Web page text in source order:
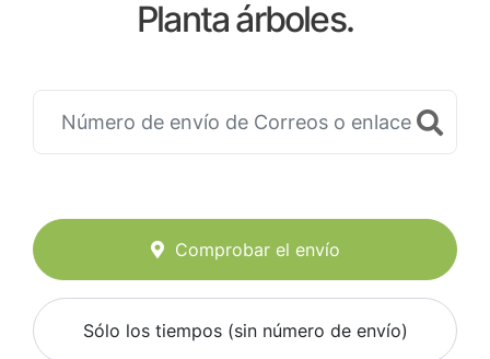
Planta árboles.
Comprobar el envío
Sólo los tiempos (sin número de envío)